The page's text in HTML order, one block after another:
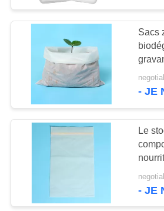
sacs en vrac
sacs
café
Sacs
refief
de
- JE
Le
sac
- JE